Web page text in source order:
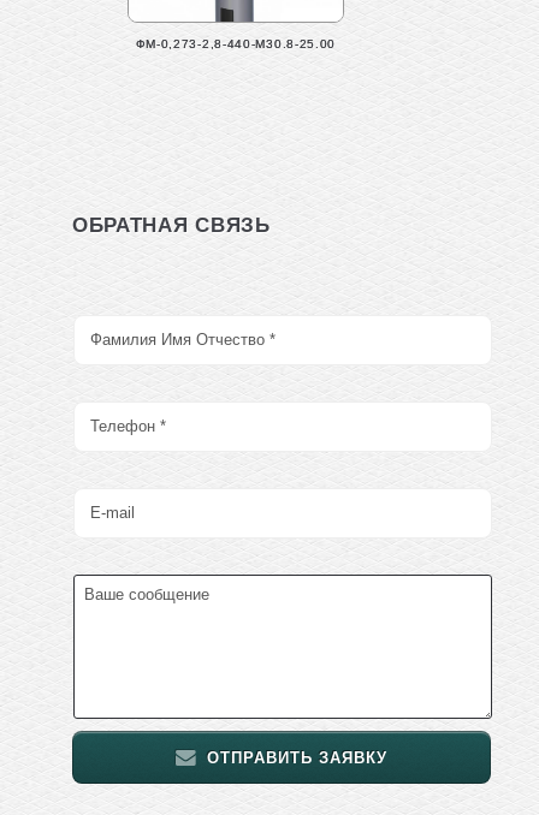
ФМ-0,273-2,8-440-М30.8-25.00
ОБРАТНАЯ СВЯЗЬ
ОТПРАВИТЬ ЗАЯВКУ